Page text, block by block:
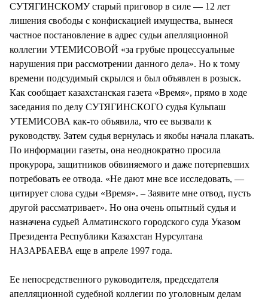
СУТЯГИНСКОМУ старый приговор в силе — 12 лет
лишения свободы с конфискацией имущества, вынеся
частное постановление в адрес судьи апелляционной
коллегии УТЕМИСОВОЙ «за грубые процессуальные
нарушения при рассмотрении данного дела». Но к тому
времени подсудимый скрылся и был объявлен в розыск.
Как сообщает казахстанская газета «Время», прямо в ходе
заседания по делу СУТЯГИНСКОГО судья Кульпаш
УТЕМИСОВА как-то объявила, что ее вызвали к
руководству. Затем судья вернулась и якобы начала плакать.
По информации газеты, она неоднократно просила
прокурора, защитников обвиняемого и даже потерпевших
потребовать ее отвода. «Не дают мне все исследовать, —
цитирует слова судьи «Время». – Заявите мне отвод, пусть
другой рассматривает». Но она очень опытный судья и
назначена судьей Алматинского городского суда Указом
Президента Республики Казахстан Нурсултана
НАЗАРБАЕВА еще в апреле 1997 года.
Ее непосредственного руководителя, председателя
апелляционной судебной коллегии по уголовным делам